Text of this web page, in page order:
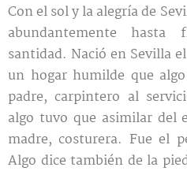
Con el sol y la alegría de
abundantemente
santidad. Nació en Sevilla
un hogar humilde que
padre, carpintero al
algo tuvo que asimilar del
madre, costurera. Fue el
Algo dice también de la